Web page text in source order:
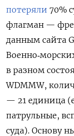
потеряли 70%
флагман —
данным сайта
в разном
WDMMW,
— 21 единица
патрульные,
суда). Основу